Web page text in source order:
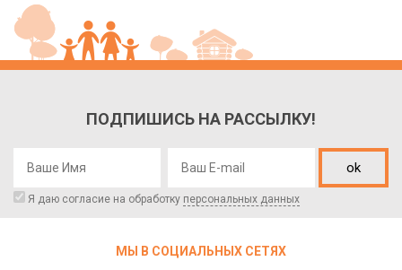
ПОДПИШИСЬ НА РАССЫЛКУ!
ok
Я даю согласие на обработку персональных данных
МЫ В СОЦИАЛЬНЫХ СЕТЯХ